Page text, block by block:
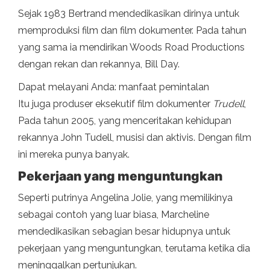
Sejak 1983 Bertrand mendedikasikan dirinya untuk
memproduksi film dan film dokumenter. Pada tahun
yang sama ia mendirikan Woods Road Productions
dengan rekan dan rekannya, Bill Day.
Dapat melayani Anda: manfaat pemintalan
Itu juga produser eksekutif film dokumenter Trudell,
Pada tahun 2005, yang menceritakan kehidupan
rekannya John Tudell, musisi dan aktivis. Dengan film
ini mereka punya banyak.
Pekerjaan yang menguntungkan
Seperti putrinya Angelina Jolie, yang memilikinya
sebagai contoh yang luar biasa, Marcheline
mendedikasikan sebagian besar hidupnya untuk
pekerjaan yang menguntungkan, terutama ketika dia
meninggalkan pertunjukan.